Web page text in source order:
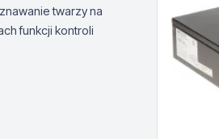
twarzy na
funkcji kontroli